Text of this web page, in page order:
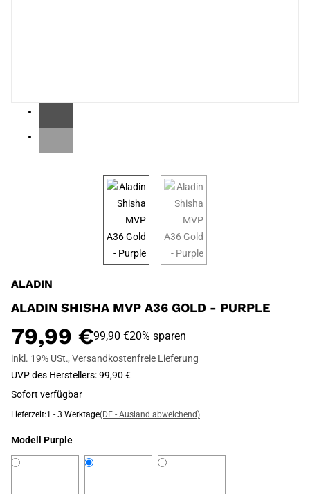
ALADIN
ALADIN SHISHA MVP A36 GOLD - PURPLE
79,99 €99,90 €20% sparen
inkl. 19% USt., Versandkostenfreie Lieferung
UVP des Herstellers:99,90 €
Sofort verfügbar
Lieferzeit:1 - 3 Werktage(DE - Ausland abweichend)
Modell Purple